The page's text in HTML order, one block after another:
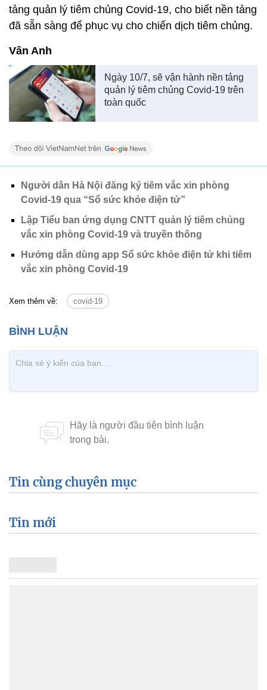
tảng quản lý tiêm chủng Covid-19, cho biết nền tảng
đã sẵn sàng để phục vụ cho chiến dịch tiêm chủng.
Vân Anh
Ngày 10/7, sẽ vận hành nền tảng
quản lý tiêm chủng Covid-19 trên
toàn quốc
Người dân Hà Nội đăng ký tiêm vắc xin phòng
Covid-19 qua “Sổ sức khỏe điện tử”
Lập Tiểu ban ứng dụng CNTT quản lý tiêm chủng
vắc xin phòng Covid-19 và truyền thông
Hướng dẫn dùng app Sổ sức khỏe điện tử khi tiêm
vắc xin phòng Covid-19
Xem thêm về: covid-19
Tin cùng chuyên mục
Tin mới